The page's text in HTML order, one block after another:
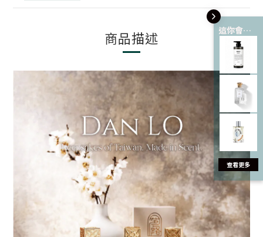
這你會愛 💘
商品描述